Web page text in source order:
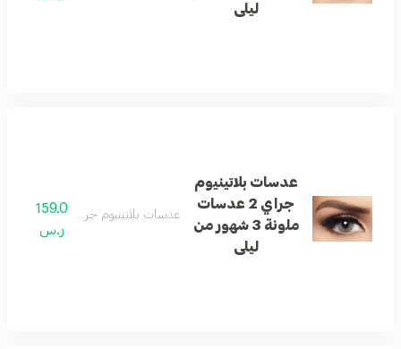
ليلى
عدسات بلاتينيوم
جراي 2 عدسات
ملونة 3 شهور من
ليلى
عدسات بلاتينيوم جراي 2 عدسات ملونة 3 شهور من ليلى
159.0
ر.س